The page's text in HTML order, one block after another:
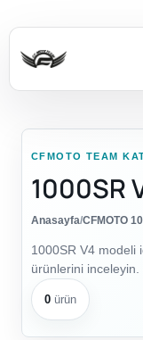
CFMOTO TEAM
1000SR
Anasayfa/CFMOTO
1000SR V4 modeli
ürünlerini inceleyin.
0 ürün